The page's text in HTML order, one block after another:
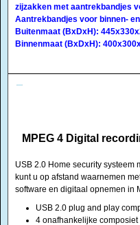
zijzakken met aantrekbandjes
Aantrekbandjes voor binnen-
Buitenmaat (BxDxH):
Binnenmaat (BxDxH):
MPEG 4 Digital
USB 2.0 Home security systeem
kunt u op afstand waarnemen
software en digitaal opnemen in
USB 2.0 plug and play
4 onafhankelijke